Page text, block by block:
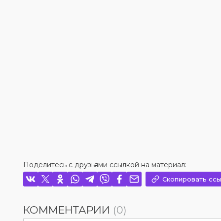
Поделитесь с друзьями ссылкой на материал:
Скопировать
КОММЕНТАРИИ (0)